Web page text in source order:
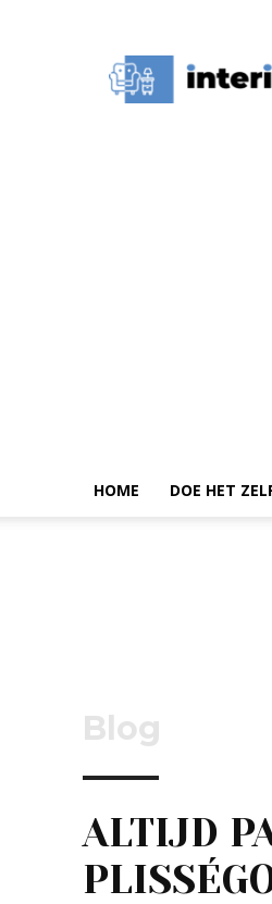
HOME DOE HET
Blog
ALTIJD